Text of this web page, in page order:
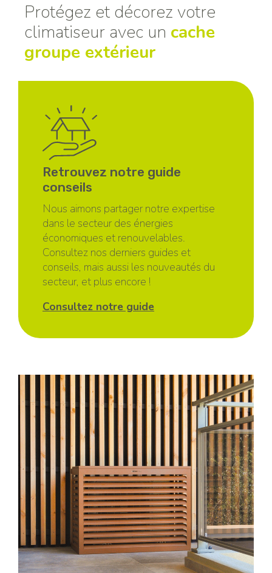
Protégez et décorez votre
climatiseur avec un cache
groupe extérieur
Retrouvez notre guide
conseils
Nous aimons partager notre expertise
dans le secteur des énergies
économiques et renouvelables.
Consultez nos derniers guides et
conseils, mais aussi les nouveautés du
secteur, et plus encore !
Consultez notre guide